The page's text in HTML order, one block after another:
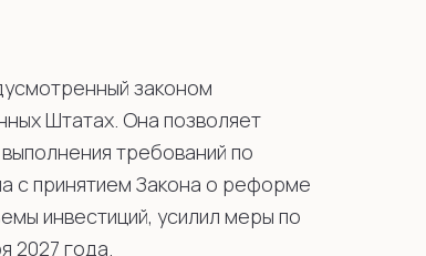
законом
Штатах. Она позволяет
требований по
с принятием Закона о реформе
инвестиций, усилил меры по
2027 года.